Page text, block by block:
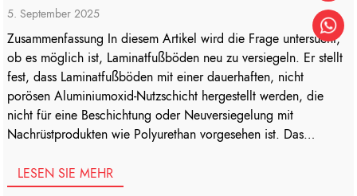
5. September 2025
Zusammenfassung In diesem Artikel wird die Frage untersucht,
ob es möglich ist, Laminatfußböden neu zu versiegeln. Er stellt
fest, dass Laminatfußböden mit einer dauerhaften, nicht
porösen Aluminiumoxid-Nutzschicht hergestellt werden, die
nicht für eine Beschichtung oder Neuversiegelung mit
Nachrüstprodukten wie Polyurethan vorgesehen ist. Das
Haftung, Abblättern, ästhetischer Beeinträchtigung, [...]
LESEN SIE MEHR